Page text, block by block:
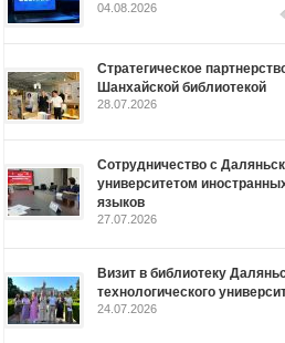
04.08.2026
Стратегическое
Шанхайской библиотекой
28.07.2026
Сотрудничество с
университетом
языков
27.07.2026
Визит в библиотеку
технологического
24.07.2026